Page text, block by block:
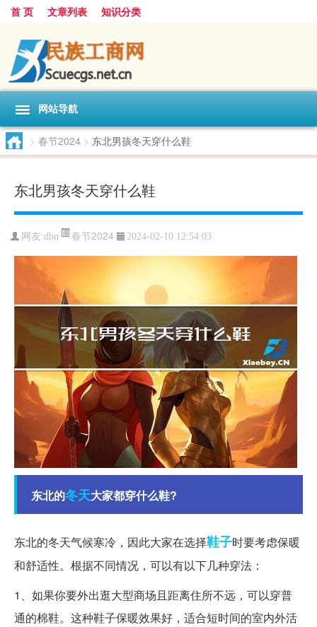
首 页 文章列表 知识分类
网站导航
> 春节2024 > 东北男孩冬天穿什么鞋
东北男孩冬天穿什么鞋
网友:dbn 春节2024 2024-02-10 12:54:03
东北的冬天大家都穿什么鞋?
东北的冬天气候寒冷，因此大家在选择鞋子时要考虑保暖
和舒适性。根据不同情况，可以有以下几种穿法：
1、如果你要外出逛大型商场且距离住所不远，可以穿普
通的棉鞋。这种鞋子保暖效果好，适合短时间的室内外活